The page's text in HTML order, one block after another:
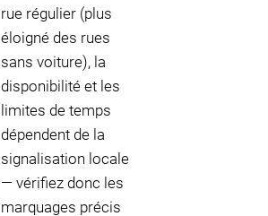
rue régulier (plus
éloigné des rues
sans voiture), la
disponibilité et les
limites de temps
dépendent de la
signalisation locale
— vérifiez donc les
marquages précis